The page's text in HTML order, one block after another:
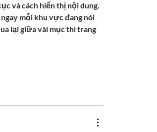
và cách hiển thị nội dung.
mỗi khu vực đang nói
lại giữa vài mục thì trang